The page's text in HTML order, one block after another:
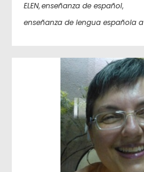
ELEN,enseñanza de español,
enseñanza de lengua española